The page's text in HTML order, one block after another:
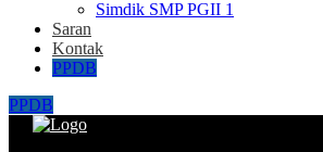
Simdik SMP PGII 1
Saran
Kontak
PPDB
PPDB